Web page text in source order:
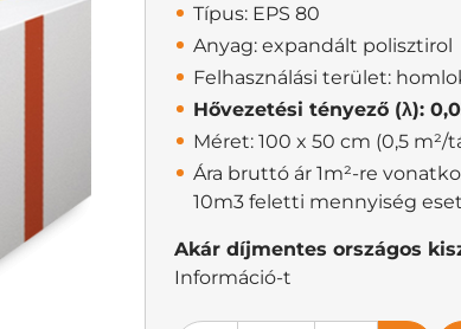
Típus: EPS 80
Anyag: expandált polisztirol
Felhasználási terület:
Hővezetési tényező (λ):
Méret: 100 x 50 cm (0,5 m²/
Ára bruttó ár 1m²-re
10m3 feletti mennyiség
Akár díjmentes országos
Információ-t